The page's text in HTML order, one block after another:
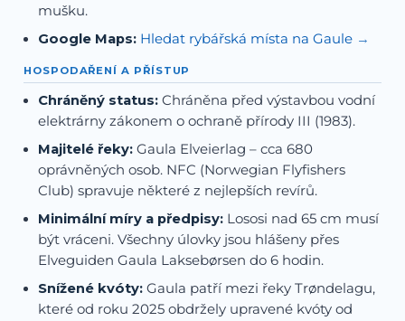
mušku.
Google Maps: Hledat rybářská místa na Gaule
HOSPODAŘENÍ A PŘÍSTUP
Chráněný status: Chráněna před výstavbou vodní
elektrárny zákonem o ochraně přírody III (1983).
Majitelé řeky: Gaula Elveierlag – cca 680
oprávněných osob. NFC (Norwegian Flyfishers
Club) spravuje některé z nejlepších revírů.
Minimální míry a předpisy: Lososi nad 65 cm musí
být vráceni. Všechny úlovky jsou hlášeny přes
Elveguiden Gaula Laksebørsen do 6 hodin.
Snížené kvóty: Gaula patří mezi řeky Trøndelagu,
které od roku 2025 obdržely upravené kvóty od